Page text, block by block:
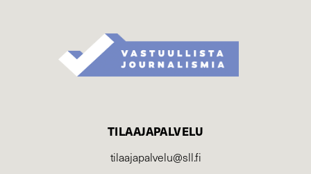
TILAAJAPALVELU
tilaajapalvelu@sll.fi